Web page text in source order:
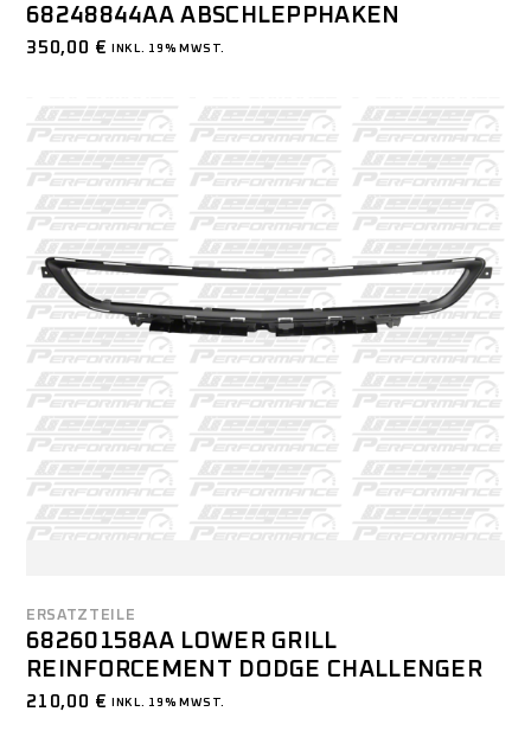
68248844AA ABSCHLEPPHAKEN
350,00 € INKL. 19% MWST.
ERSATZTEILE
68260158AA LOWER GRILL
REINFORCEMENT DODGE CHALLENGER
210,00 € INKL. 19% MWST.